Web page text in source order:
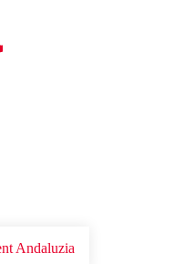
DE NERATAT
Andaluzia